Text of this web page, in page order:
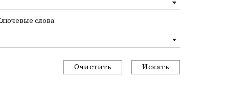
слова
Очистить Искать